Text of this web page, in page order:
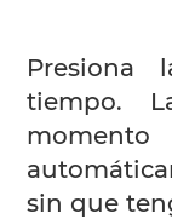
Presiona
tiempo.
sin que